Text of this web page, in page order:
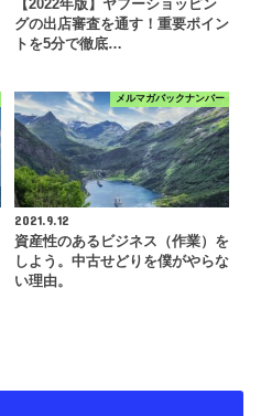
【2022年版】ヤフーショッピン
グの出店審査を通す！重要ポイン
トを5分で徹底…
メルマガバックナンバー
2021.9.12
資産性のあるビジネス（作業）を
しよう。中古せどりを僕がやらな
い理由。